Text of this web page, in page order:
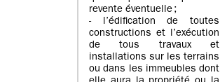
revente éventuelle ;
- l’édification de toutes
constructions et l’exécution
de tous travaux et
installations sur les terrains
ou dans les immeubles dont